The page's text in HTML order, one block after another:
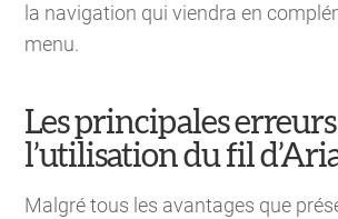
la navigation qui viendra en
menu.
Les principales erreurs
l’utilisation du fil
Malgré tous les avantages que